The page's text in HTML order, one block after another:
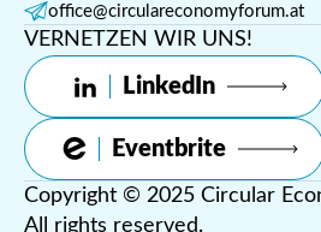
office@circulareconomyforum.at
VERNETZEN WIR UNS!
LinkedIn
Eventbrite
Copyright © 2025 Circular
All rights reserved.